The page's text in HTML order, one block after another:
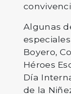
Algunas
Boyero,
Héroes
Día
de la